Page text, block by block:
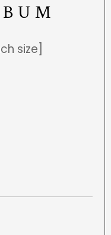
size]